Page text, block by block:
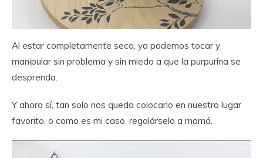
Al estar completamente seco, ya podemos tocar y
manipular sin problema y sin miedo a que la purpurina se
desprenda.
Y ahora sí, tan solo nos queda colocarlo en nuestro lugar
favorito, o como es mi caso, regalárselo a mamá.